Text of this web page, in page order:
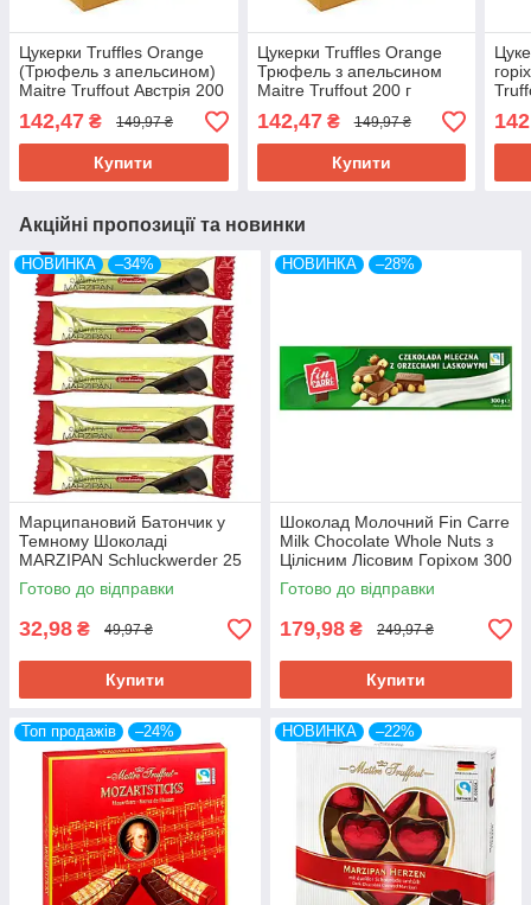
Цукерки Truffles Orange
(Трюфель з апельсином)
Maitre Truffout Австрія 200
г
142,47 ₴ 149,97 ₴
Купити
Цукерки Truffles Orange
Трюфель з апельсином
Maitre Truffout 200 г
Австрія
142,47₴ 149,97 ₴
Купити
Акційні пропозиції та новинки
НОВИНКА –34%
Марципановий Батончик у
Темному Шоколаді
MARZIPAN Schluckwerder 25
г Німеччина
Готово до відправки
32,98 ₴ 49,97 ₴
Купити
НОВИНКА –28%
Шоколад Молочний Fin Carre
Milk Chocolate Whole Nuts з
Цілісним Лісовим Горіхом 300
г Німеччина
Готово до відправки
179,98 ₴ 249,97 ₴
Купити
Топ продажів –24% НОВИНКА –22%